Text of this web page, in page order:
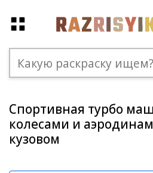
Спортивная турбо
колесами и
кузовом